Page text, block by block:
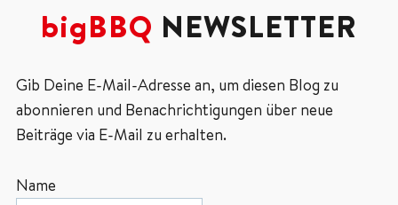
bigBBQ NEWSLETTER
Gib Deine E-Mail-Adresse an, um diesen Blog zu
abonnieren und Benachrichtigungen über neue
Beiträge via E-Mail zu erhalten.
Name